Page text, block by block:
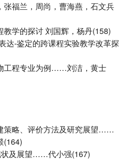
兰，周尚，曹海燕，石文兵
学的探讨 刘国辉，杨丹(158)
达-鉴定的跨课程实验教学改革探
程专业为例……刘洁，黄士
策略、评价方法及研究展望……
(164)
状及展望……代小强(167)